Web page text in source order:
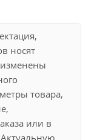
носят
товара,
или в